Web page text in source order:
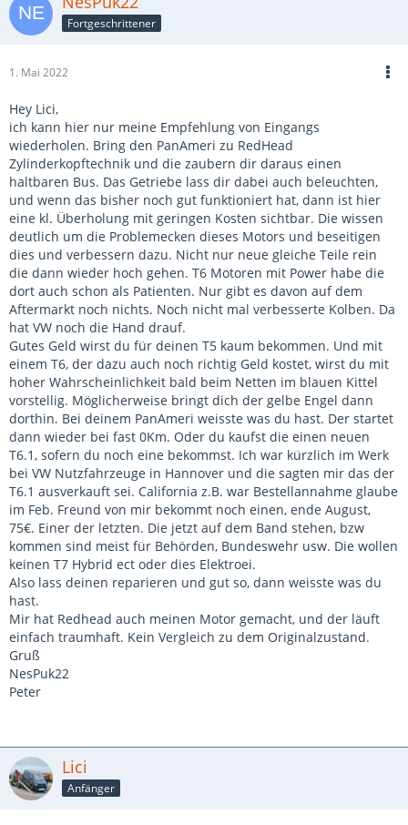
Fortgeschrittener
1. Mai 2022
Hey Lici,
ich kann hier nur meine Empfehlung von Eingangs
wiederholen. Bring den PanAmeri zu RedHead
Zylinderkopftechnik und die zaubern dir daraus einen
haltbaren Bus. Das Getriebe lass dir dabei auch beleuchten,
und wenn das bisher noch gut funktioniert hat, dann ist hier
eine kl. Überholung mit geringen Kosten sichtbar. Die wissen
deutlich um die Problemecken dieses Motors und beseitigen
dies und verbessern dazu. Nicht nur neue gleiche Teile rein
die dann wieder hoch gehen. T6 Motoren mit Power habe die
dort auch schon als Patienten. Nur gibt es davon auf dem
Aftermarkt noch nichts. Noch nicht mal verbesserte Kolben. Da
hat VW noch die Hand drauf.
Gutes Geld wirst du für deinen T5 kaum bekommen. Und mit
einem T6, der dazu auch noch richtig Geld kostet, wirst du mit
hoher Wahrscheinlichkeit bald beim Netten im blauen Kittel
vorstellig. Möglicherweise bringt dich der gelbe Engel dann
dorthin. Bei deinem PanAmeri weisste was du hast. Der startet
dann wieder bei fast 0Km. Oder du kaufst die einen neuen
T6.1, sofern du noch eine bekommst. Ich war kürzlich im Werk
bei VW Nutzfahrzeuge in Hannover und die sagten mir das der
T6.1 ausverkauft sei. California z.B. war Bestellannahme glaube
im Feb. Freund von mir bekommt noch einen, ende August,
75€. Einer der letzten. Die jetzt auf dem Band stehen, bzw
kommen sind meist für Behörden, Bundeswehr usw. Die wollen
keinen T7 Hybrid ect oder dies Elektroei.
Also lass deinen reparieren und gut so, dann weisste was du
hast.
Mir hat Redhead auch meinen Motor gemacht, und der läuft
einfach traumhaft. Kein Vergleich zu dem Originalzustand.
Gruß
NesPuk22
Peter
Lici
Anfänger